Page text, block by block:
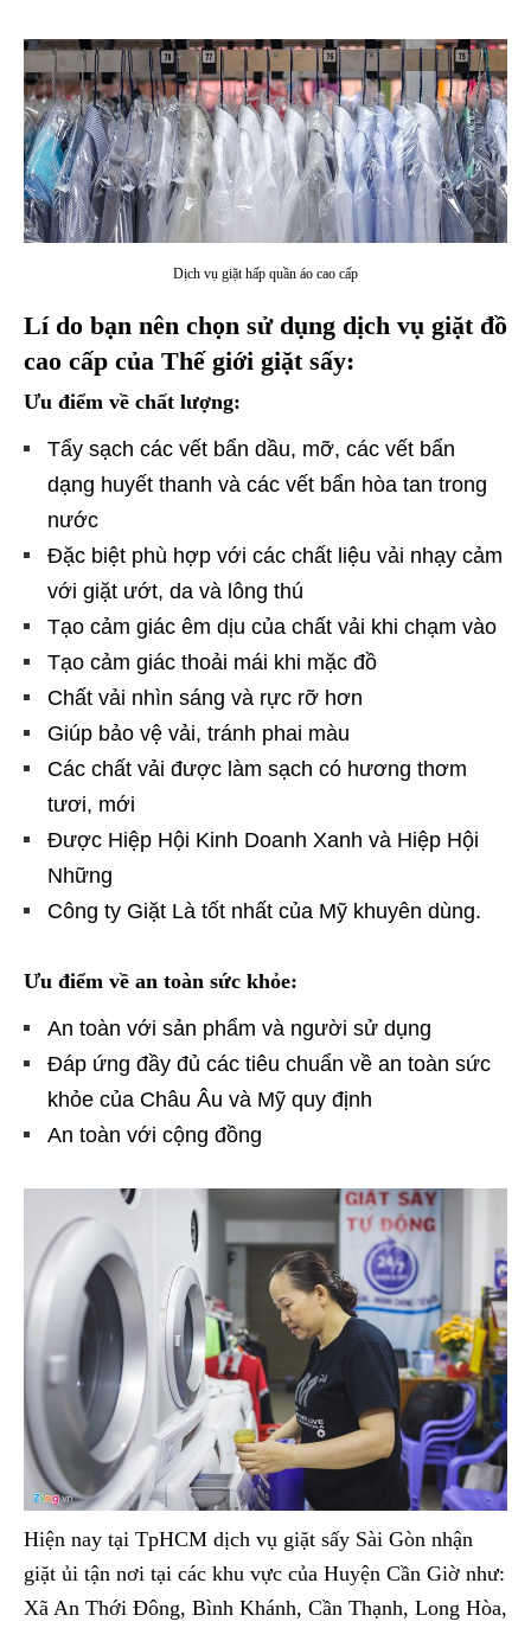
Dịch vụ giặt hấp quần áo cao cấp
Lí do bạn nên chọn sử dụng dịch vụ giặt đồ
cao cấp của Thế giới giặt sấy:
Ưu điểm về chất lượng:
Tẩy sạch các vết bẩn dầu, mỡ, các vết bẩn
dạng huyết thanh và các vết bẩn hòa tan trong
nước
Đặc biệt phù hợp với các chất liệu vải nhạy cảm
với giặt ướt, da và lông thú
Tạo cảm giác êm dịu của chất vải khi chạm vào
Tạo cảm giác thoải mái khi mặc đồ
Chất vải nhìn sáng và rực rỡ hơn
Giúp bảo vệ vải, tránh phai màu
Các chất vải được làm sạch có hương thơm
tươi, mới
Được Hiệp Hội Kinh Doanh Xanh và Hiệp Hội
Những
Công ty Giặt Là tốt nhất của Mỹ khuyên dùng.
Ưu điểm về an toàn sức khỏe:
An toàn với sản phẩm và người sử dụng
Đáp ứng đầy đủ các tiêu chuẩn về an toàn sức
khỏe của Châu Âu và Mỹ quy định
An toàn với cộng đồng
Hiện nay tại TpHCM dịch vụ giặt sấy Sài Gòn nhận
giặt ủi tận nơi tại các khu vực của Huyện Cần Giờ như:
Xã An Thới Đông, Bình Khánh, Cần Thạnh, Long Hòa,